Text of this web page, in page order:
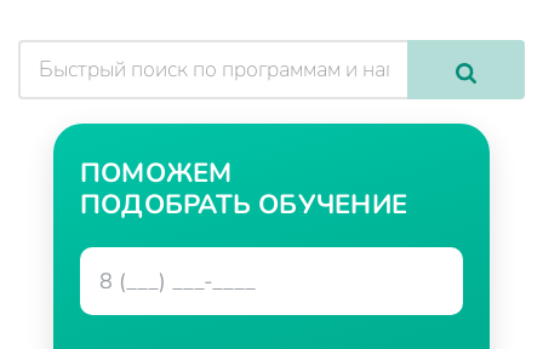
ПОМОЖЕМ
ПОДОБРАТЬ ОБУЧЕНИЕ